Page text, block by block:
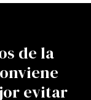
de la
evitar